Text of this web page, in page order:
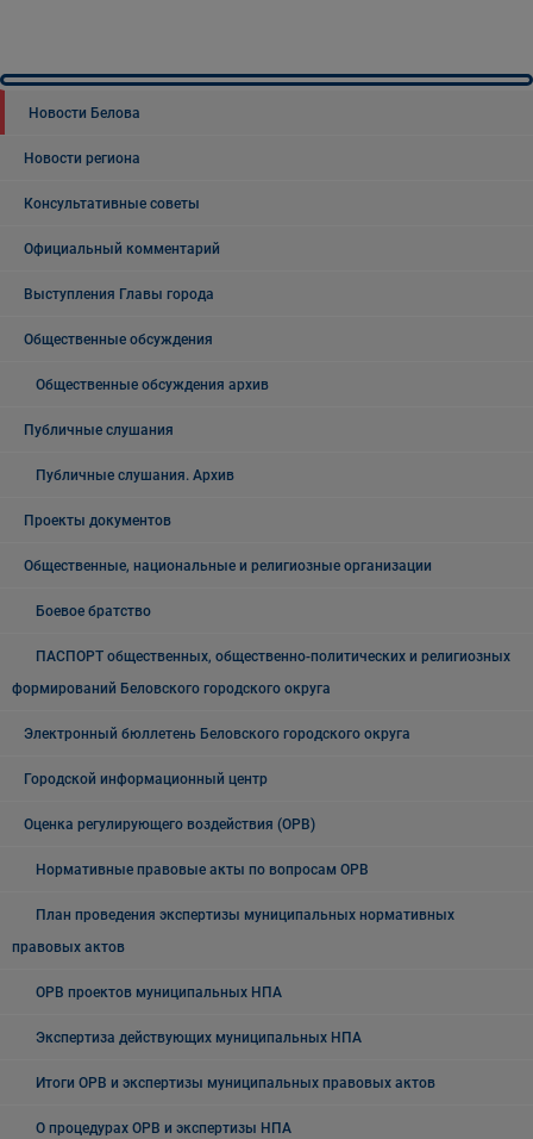
Новости Белова
Новости региона
Консультативные советы
Официальный комментарий
Выступления Главы города
Общественные обсуждения
Общественные обсуждения архив
Публичные слушания
Публичные слушания. Архив
Проекты документов
Общественные, национальные и религиозные организации
Боевое братство
ПАСПОРТ общественных, общественно-политических и религиозных
формирований Беловского городского округа
Электронный бюллетень Беловского городского округа
Городской информационный центр
Оценка регулирующего воздействия (ОРВ)
Нормативные правовые акты по вопросам ОРВ
План проведения экспертизы муниципальных нормативных
правовых актов
ОРВ проектов муниципальных НПА
Экспертиза действующих муниципальных НПА
Итоги ОРВ и экспертизы муниципальных правовых актов
О процедурах ОРВ и экспертизы НПА